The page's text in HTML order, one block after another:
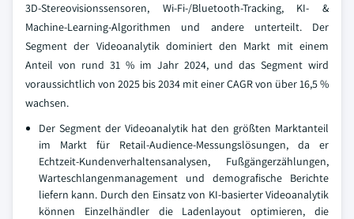
3D-Stereovisionssensoren, Wi-Fi-/Bluetooth-Tracking, KI- &
Machine-Learning-Algorithmen und andere unterteilt. Der
Segment der Videoanalytik dominiert den Markt mit einem
Anteil von rund 31 % im Jahr 2024, und das Segment wird
voraussichtlich von 2025 bis 2034 mit einer CAGR von über 16,5 %
wachsen.
Der Segment der Videoanalytik hat den größten Marktanteil
im Markt für Retail-Audience-Messungslösungen, da er
Echtzeit-Kundenverhaltensanalysen, Fußgängerzählungen,
Warteschlangenmanagement und demografische Berichte
liefern kann. Durch den Einsatz von KI-basierter Videoanalytik
können Einzelhändler die Ladenlayout optimieren, die